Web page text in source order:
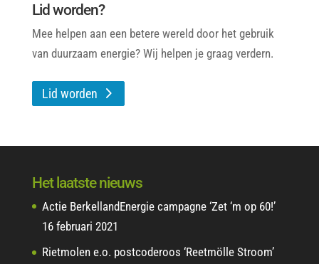
Lid worden?
Mee helpen aan een betere wereld door het gebruik
van duurzaam energie? Wij helpen je graag verdern.
Lid worden
Het laatste nieuws
Actie BerkellandEnergie campagne ‘Zet ‘m op 60!’
16 februari 2021
Rietmolen e.o. postcoderoos ‘Reetmölle Stroom’